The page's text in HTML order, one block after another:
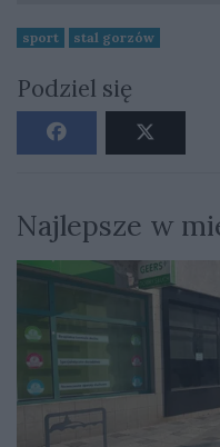
sport stal gorzów
Podziel się
Najlepsze w